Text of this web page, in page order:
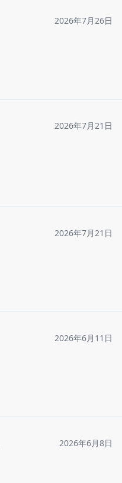
2026年7月26日
2026年7月21日
2026年7月21日
2026年6月11日
2026年6月8日